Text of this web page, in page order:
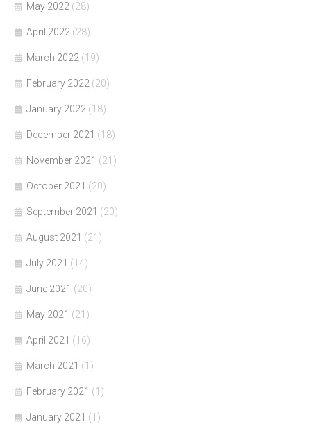
May 2022 (28)
April 2022 (28)
March 2022 (19)
February 2022 (20)
January 2022 (18)
December 2021 (18)
November 2021 (21)
October 2021 (20)
September 2021 (20)
August 2021 (21)
July 2021 (14)
June 2021 (20)
May 2021 (21)
April 2021 (16)
March 2021 (1)
February 2021 (1)
January 2021 (1)